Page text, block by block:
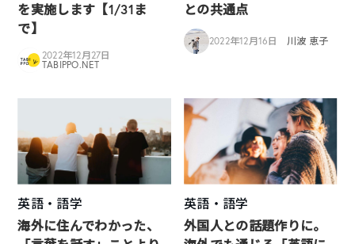
を実施します【1/31ま
で】
2022年12月27日
TABIPPO.NET
との共通点
2022年12月16日 川波 恵子
英語・語学
海外に住んでわかった、
英語・語学
外国人との話題作りに。